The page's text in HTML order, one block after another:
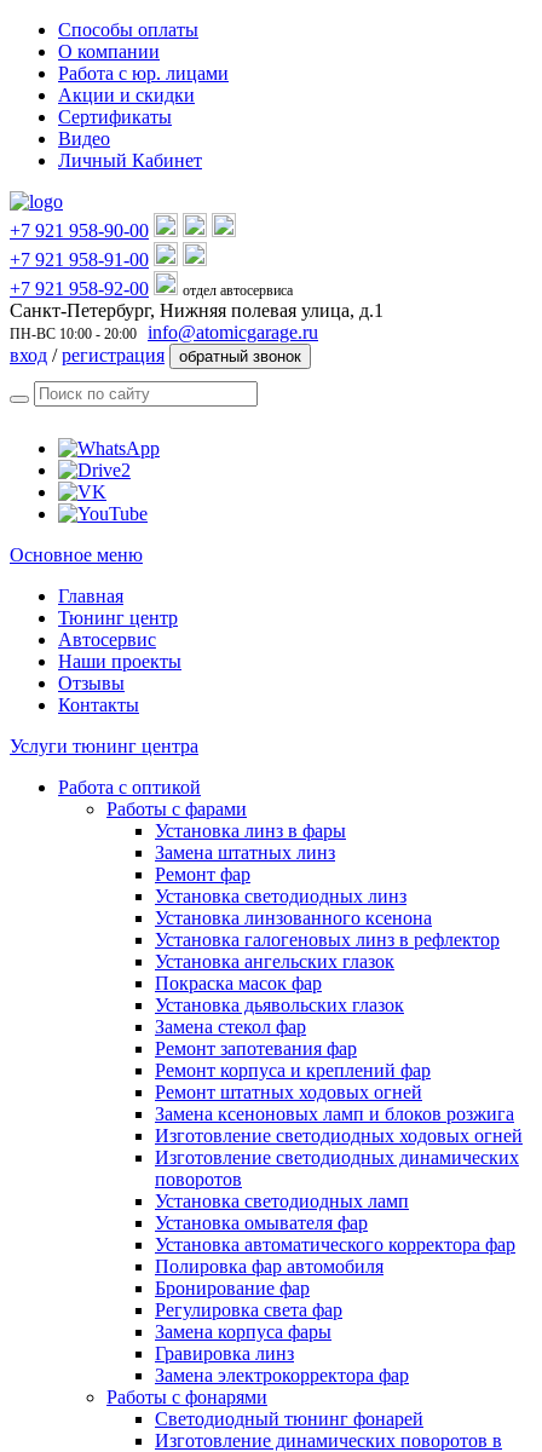
Способы оплаты
О компании
Работа с юр. лицами
Акции и скидки
Сертификаты
Видео
Личный Кабинет
+7 921 958-90-00
+7 921 958-91-00
+7 921 958-92-00
отдел автосервиса
Санкт-Петербург, Нижняя полевая улица, д.1
ПН-ВС 10:00 - 20:00
info@atomicgarage.ru
вход /регистрация обратный звонок
Основное меню
Главная
Тюнинг центр
Автосервис
Наши проекты
Отзывы
Контакты
Услуги тюнинг центра
Работа с оптикой
Работы с фарами
Установка линз в фары
Замена штатных линз
Ремонт фар
Установка светодиодных линз
Установка линзованного ксенона
Установка галогеновых линз в рефлектор
Установка ангельских глазок
Покраска масок фар
Установка дьявольских глазок
Замена стекол фар
Ремонт запотевания фар
Ремонт корпуса и креплений фар
Ремонт штатных ходовых огней
Замена ксеноновых ламп и блоков розжига
Изготовление светодиодных ходовых огней
Изготовление светодиодных динамических
поворотов
Установка светодиодных ламп
Установка омывателя фар
Установка автоматического корректора фар
Полировка фар автомобиля
Бронирование фар
Регулировка света фар
Замена корпуса фары
Гравировка линз
Замена электрокорректора фар
Работы с фонарями
Светодиодный тюнинг фонарей
Изготовление динамических поворотов в